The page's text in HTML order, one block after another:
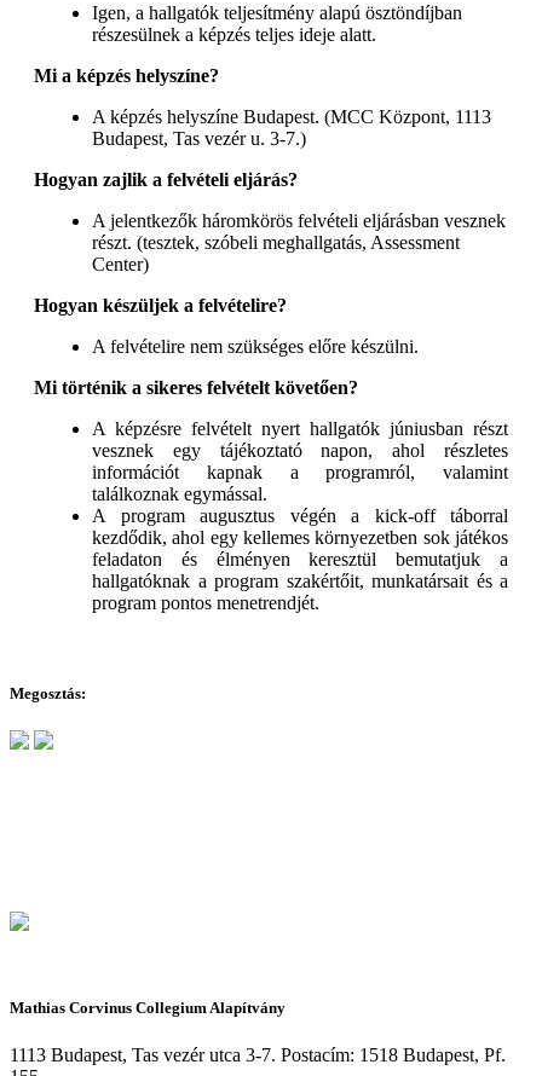
Igen, a hallgatók teljesítmény alapú ösztöndíjban
részesülnek a képzés teljes ideje alatt.
Mi a képzés helyszíne?
A képzés helyszíne Budapest. (MCC Központ, 1113
Budapest, Tas vezér u. 3-7.)
Hogyan zajlik a felvételi eljárás?
A jelentkezők háromkörös felvételi eljárásban vesznek
részt. (tesztek, szóbeli meghallgatás, Assessment
Center)
Hogyan készüljek a felvételire?
A felvételire nem szükséges előre készülni.
Mi történik a sikeres felvételt követően?
A képzésre felvételt nyert hallgatók júniusban részt
vesznek egy tájékoztató napon, ahol részletes
információt kapnak a programról, valamint
találkoznak egymással.
A program augusztus végén a kick-off táborral
kezdődik, ahol egy kellemes környezetben sok játékos
feladaton és élményen keresztül bemutatjuk a
hallgatóknak a program szakértőit, munkatársait és a
program pontos menetrendjét.
Megosztás:
Mathias Corvinus Collegium Alapítvány
1113 Budapest, Tas vezér utca 3-7. Postacím: 1518 Budapest, Pf.